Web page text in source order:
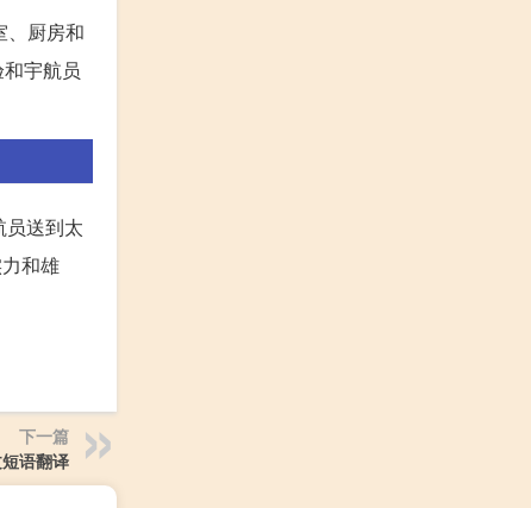
、厨房和
宇航员
送到太
和雄
下一篇
语翻译